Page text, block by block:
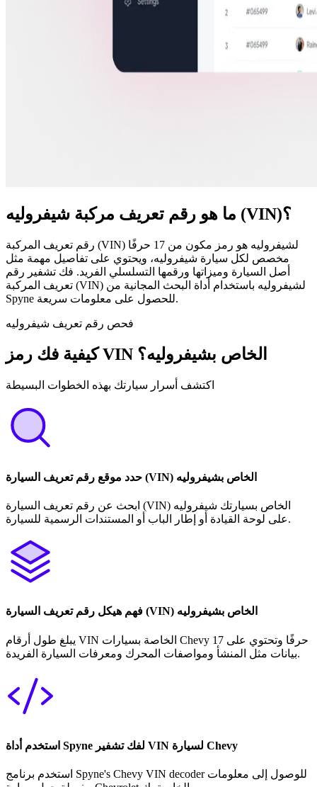
ما هو رقم تعريف مركبة شيفروليه (VIN)؟
رقم تعريف المركبة (VIN) لشيفروليه هو رمز مكون من 17 حرفًا
مخصص لكل سيارة شيفروليه، ويحتوي على تفاصيل مهمة مثل
أصل السيارة وميزاتها ورقمها التسلسلي الفريد. فك تشفير رقم
تعريف المركبة (VIN) لشيفروليه باستخدام أداة البحث المجانية من
Spyne للحصول على معلومات سريعة.
فحص رقم تعريف شيفروليه
كيفية فك رمز VIN الخاص بشيفروليه؟
اكتشف أسرار سيارتك بهذه الخطوات البسيطة
حدد موقع رقم تعريف السيارة (VIN) الخاص بشيفروليه
ابحث عن رقم تعريف السيارة (VIN) الخاص بسيارتك شيفروليه
على لوحة القيادة أو إطار الباب أو المستندات الرسمية للسيارة.
فهم هيكل رقم تعريف السيارة (VIN) الخاص بشيفروليه
يبلغ طول أرقام VIN الخاصة بسيارات Chevy 17 حرفًا وتحتوي على
بيانات مثل المنشأ ومواصفات المحرك ومعرفات السيارة الفريدة.
استخدم أداة Spyne لفك تشفير VIN لسيارة Chevy
استخدم برنامج Spyne's Chevy VIN decoder للوصول إلى معلومات